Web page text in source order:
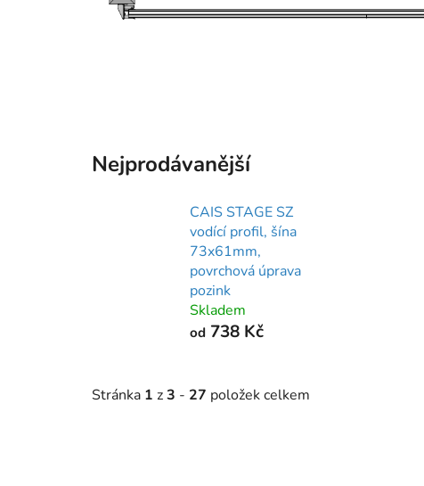
Nejprodávanější
CAIS STAGE SZ
vodící profil, šína
73x61mm,
povrchová úprava
pozink
Skladem
od 738 Kč
Stránka 1 z3 - 27 položek celkem